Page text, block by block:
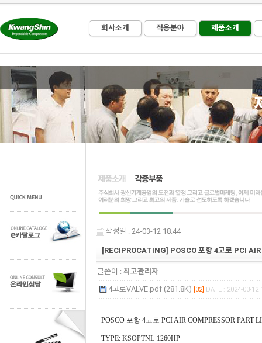
회사소개 적용분야 제품소개
작성일 : 24-03-12 18:44
[RECIPROCATING] POSCO 포항 4고로 PCI
글쓴이 :최고관리자
4고로VALVE.pdf (281.8K) [32] DATE : 2024-03-12
POSCO 포항 4고로 PCI AIR COMPRESSOR PART
TYPE: KSOPTNL-1260HP